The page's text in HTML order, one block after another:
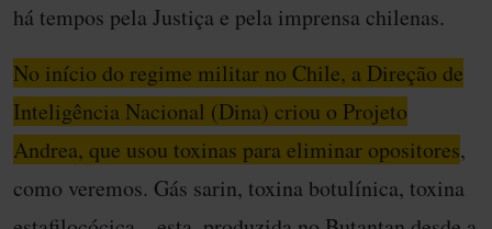
há tempos pela Justiça e pela imprensa chilenas.
No início do regime militar no Chile, a Direção de
Inteligência Nacional (Dina) criou o Projeto
Andrea, que usou toxinas para eliminar opositores,
como veremos. Gás sarin, toxina botulínica, toxina